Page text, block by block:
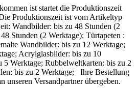
ist startet die Produktionszeit
Produktionszeit ist vom Artikeltyp
Wandbilder: bis zu 48 Stunden (2
Stunden (2 Werktage); Türtapeten :
Wandbilder: bis zu 12 Werktage;
Acrylglasbilder: bis zu 10
5 Werktage; Rubbelweltkarten: bis zu 2
bis zu 2 Werktage; Ihre Bestellung
unseren Versandpartner übergeben.